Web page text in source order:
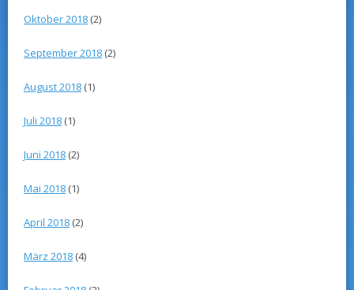
Oktober 2018 (2)
September 2018 (2)
August 2018 (1)
Juli 2018 (1)
Juni 2018 (2)
Mai 2018 (1)
April 2018 (2)
März 2018 (4)